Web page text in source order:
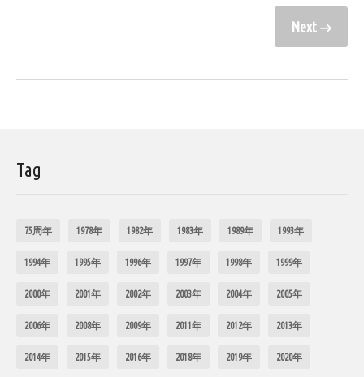
Next
Tag
75周年 1978年 1982年 1983年 1989年 1993年
1994年 1995年 1996年 1997年 1998年 1999年
2000年 2001年 2002年 2003年 2004年 2005年
2006年 2008年 2009年 2011年 2012年 2013年
2014年 2015年 2016年 2018年 2019年 2020年